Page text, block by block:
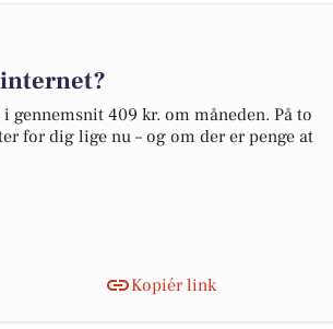
gennemsnit 409 kr. om måneden. På to
for dig lige nu – og om der er penge at
Kopiér link